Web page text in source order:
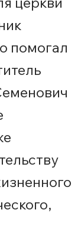
помогал